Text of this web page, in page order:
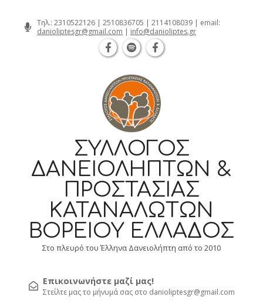
Τηλ.: 2310522126 | 2510836705 | 2114108039 | email:
danioliptesgr@gmail.com | info@danioliptes.gr
ΣΎΛΛΟΓΟΣ
ΔΑΝΕΙΟΛΗΠΤΏΝ &
ΠΡΟΣΤΑΣΊΑΣ
ΚΑΤΑΝΑΛΩΤΏΝ
ΒΟΡΕΊΟΥ ΕΛΛΆΔΟΣ
Στο πλευρό του Έλληνα Δανειολήπτη από το 2010
Επικοινωνήστε μαζί μας!
Στείλτε μας το μήνυμά σας στο danioliptesgr@gmail.com